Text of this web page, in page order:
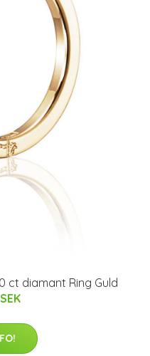
ct diamant Ring Guld